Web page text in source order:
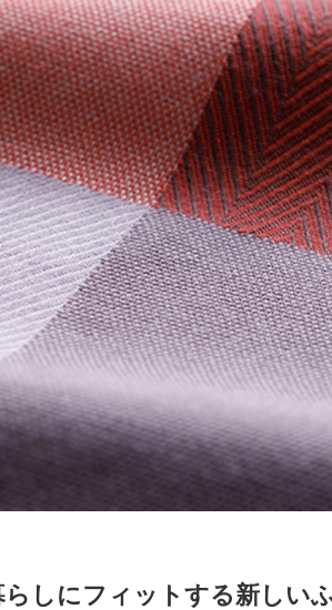
しにフィットする新しい